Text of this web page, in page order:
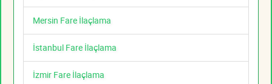
Mersin Fare İlaçlama
İstanbul Fare İlaçlama
İzmir Fare İlaçlama